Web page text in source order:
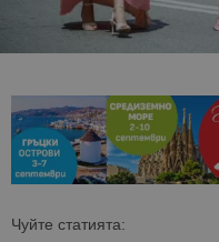
Чуйте статията: